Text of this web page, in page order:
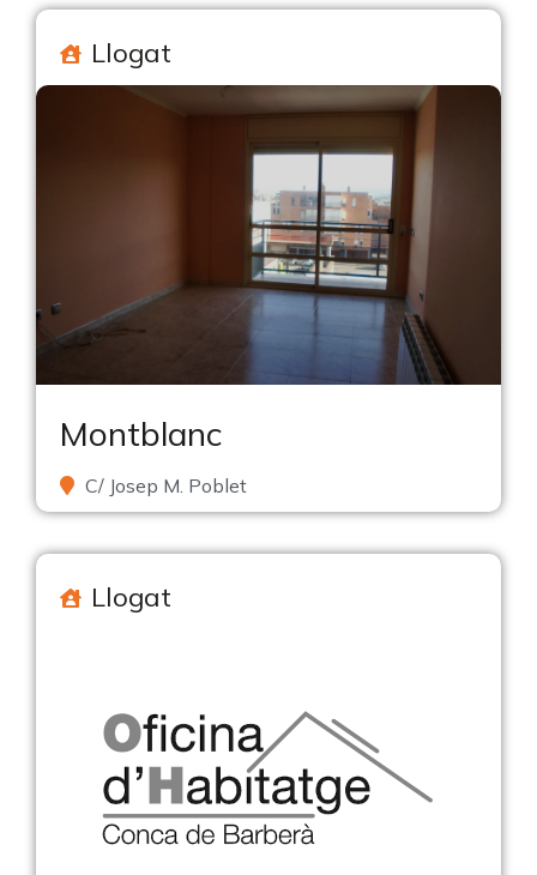
Llogat
Montblanc
C/ Josep M. Poblet
Llogat